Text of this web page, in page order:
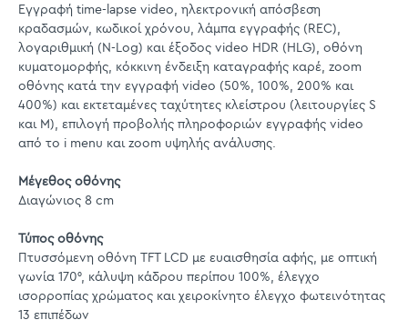
Εγγραφή time-lapse video, ηλεκτρονική απόσβεση
κραδασμών, κωδικοί χρόνου, λάμπα εγγραφής (REC),
λογαριθμική (Ν-Log) και έξοδος video HDR (HLG), οθόνη
κυματομορφής, κόκκινη ένδειξη καταγραφής καρέ, zoom
οθόνης κατά την εγγραφή video (50%, 100%, 200% και
400%) και εκτεταμένες ταχύτητες κλείστρου (λειτουργίες S
και M), επιλογή προβολής πληροφοριών εγγραφής video
από το i menu και zoom υψηλής ανάλυσης.
Μέγεθος οθόνης
Διαγώνιος 8 cm
Τύπος οθόνης
Πτυσσόμενη οθόνη TFT LCD με ευαισθησία αφής, με οπτική
γωνία 170°, κάλυψη κάδρου περίπου 100%, έλεγχο
ισορροπίας χρώματος και χειροκίνητο έλεγχο φωτεινότητας
13 επιπέδων